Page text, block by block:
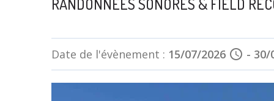
RANDONNÉES SONORES & FIELD
Date de l'évènement : 15/07/2026 schedule - 30/